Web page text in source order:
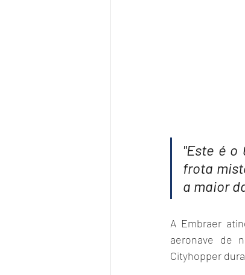
"Este é o
frota
a maior
A Embraer
aeronave de
Cityhopper